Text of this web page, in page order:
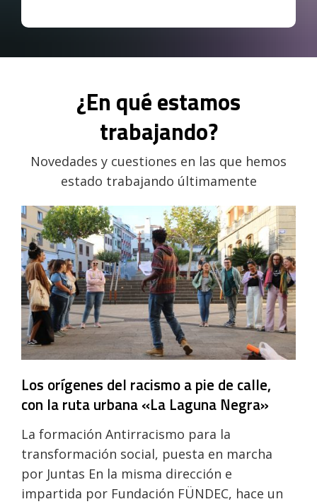
¿En qué estamos
trabajando?
Novedades y cuestiones en las que hemos
estado trabajando últimamente
Los orígenes del racismo a pie de calle,
con la ruta urbana «La Laguna Negra»
La formación Antirracismo para la
transformación social, puesta en marcha
por Juntas En la misma dirección e
impartida por Fundación FÜNDEC, hace un